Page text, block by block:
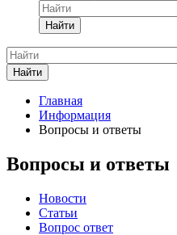
Найти
Найти
Главная
Информация
Вопросы и ответы
Вопросы и ответы
Новости
Статьи
Вопрос ответ